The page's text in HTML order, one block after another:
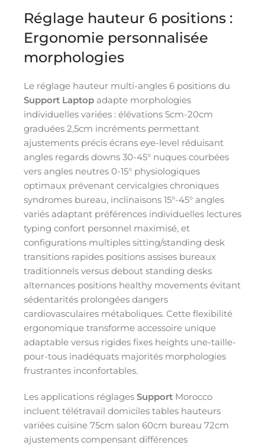
Réglage hauteur 6 positions :
Ergonomie personnalisée
morphologies
Le réglage hauteur multi-angles 6 positions du
Support Laptop adapte morphologies
individuelles variées : élévations 5cm-20cm
graduées 2,5cm incréments permettant
ajustements précis écrans eye-level réduisant
angles regards downs 30-45° nuques courbées
vers angles neutres 0-15° physiologiques
optimaux prévenant cervicalgies chroniques
syndromes bureau, inclinaisons 15°-45° angles
variés adaptant préférences individuelles lectures
typing confort personnel maximisé, et
configurations multiples sitting/standing desk
transitions rapides positions assises bureaux
traditionnels versus debout standing desks
alternances positions healthy movements évitant
sédentarités prolongées dangers
cardiovasculaires métaboliques. Cette flexibilité
ergonomique transforme accessoire unique
adaptable versus rigides fixes heights une-taille-
pour-tous inadéquats majorités morphologies
frustrantes inconfortables.
Les applications réglages Support Morocco
incluent télétravail domiciles tables hauteurs
variées cuisine 75cm salon 60cm bureau 72cm
ajustements compensant différences